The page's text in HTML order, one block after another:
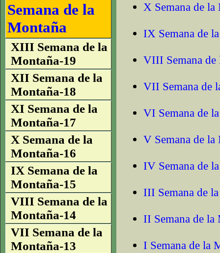
Semana de la
Montaña
XIII Semana de la
Montaña-19
XII Semana de la
Montaña-18
XI Semana de la
Montaña-17
X Semana de la
Montaña-16
IX Semana de la
Montaña-15
VIII Semana de la
Montaña-14
VII Semana de la
Montaña-13
X Semana de
IX Semana de
VIII Semana de
VII Semana de
VI Semana de
V Semana de
IV Semana de
III Semana de
II Semana de la
I Semana de la